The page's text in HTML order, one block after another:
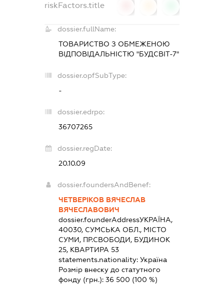
riskFactors.title
dossier.fullName:
ТОВАРИСТВО З ОБМЕЖЕНОЮ
ВІДПОВІДАЛЬНІСТЮ "БУДСВІТ-7"
dossier.opfSubType:
-
dossier.edrpo:
36707265
dossier.regDate:
20.10.09
dossier.foundersAndBenef:
ЧЕТВЕРІКОВ ВЯЧЕСЛАВ
ВЯЧЕСЛАВОВИЧ
dossier.founderAddressУКРАЇНА,
40030, СУМСЬКА ОБЛ., МІСТО
СУМИ, ПР.СВОБОДИ, БУДИНОК
25, КВАРТИРА 53
statements.nationality: Україна
Розмір внеску до статутного
фонду (грн.): 36 500 (100 %)